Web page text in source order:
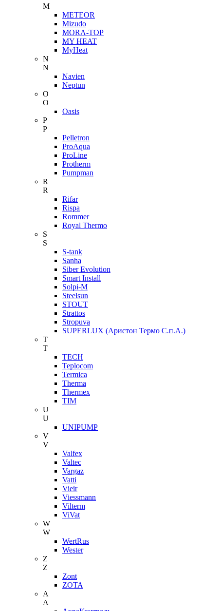
M
METEOR
Mizudo
MORA-TOP
MY HEAT
MyHeat
N
N
Navien
Neptun
O
O
Oasis
P
P
Pelletron
ProAqua
ProLine
Protherm
Pumpman
R
R
Rifar
Rispa
Rommer
Royal Thermo
S
S
S-tank
Sanha
Siber Evolution
Smart Install
Solpi-M
Steelsun
STOUT
Strattos
Stropuva
SUPERLUX (Аристон Термо С.п.А.)
T
T
TECH
Teplocom
Termica
Therma
Thermex
TIM
U
U
UNIPUMP
V
V
Valfex
Valtec
Vargaz
Vatti
Vieir
Viessmann
Vilterm
ViVat
W
W
WertRus
Wester
Z
Z
Zont
ZOTA
А
А